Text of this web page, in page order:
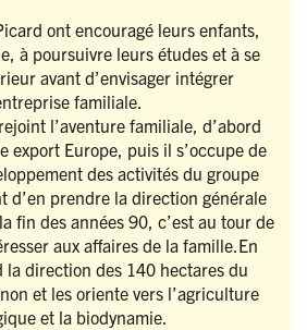
ont encouragé leurs enfants,
à poursuivre leurs études et à se
avant d’envisager intégrer
familiale.
l’aventure familiale, d’abord
export Europe, puis il s’occupe de
des activités du groupe
d’en prendre la direction générale
fin des années 90, c’est au tour de
aux affaires de la famille.En
direction des 140 hectares du
et les oriente vers l’agriculture
et la biodynamie.